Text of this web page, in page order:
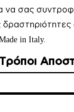
να σας
δραστηριότητες
in Italy.
Τρόποι